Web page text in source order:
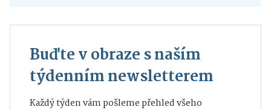
Buďte v obraze s naším
týdenním newsletterem
Každý týden vám pošleme přehled všeho